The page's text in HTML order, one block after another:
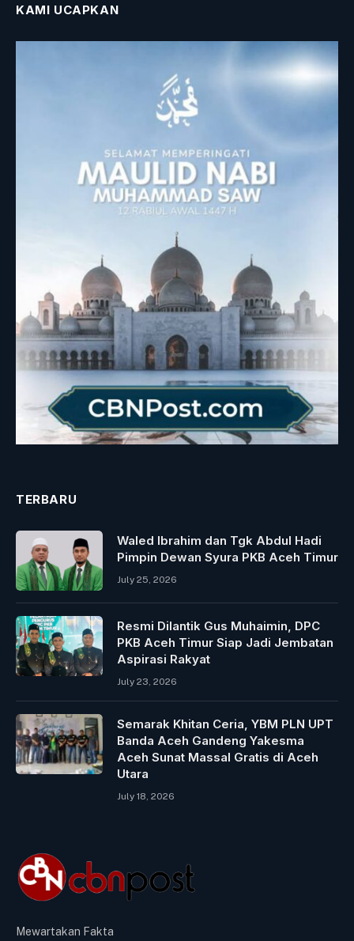
KAMI UCAPKAN
TERBARU
Waled Ibrahim dan Tgk Abdul Hadi
Pimpin Dewan Syura PKB Aceh Timur
July 25, 2026
Resmi Dilantik Gus Muhaimin, DPC
PKB Aceh Timur Siap Jadi Jembatan
Aspirasi Rakyat
July 23, 2026
Semarak Khitan Ceria, YBM PLN UPT
Banda Aceh Gandeng Yakesma
Aceh Sunat Massal Gratis di Aceh
Utara
July 18, 2026
Mewartakan Fakta